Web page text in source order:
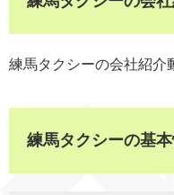
練馬タクシーの会社紹介
練馬タクシーの基